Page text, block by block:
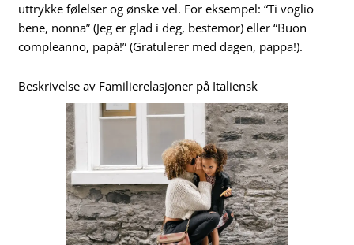
uttrykke følelser og ønske vel. For eksempel: “Ti voglio
bene, nonna” (Jeg er glad i deg, bestemor) eller “Buon
compleanno, papà!” (Gratulerer med dagen, pappa!).
Beskrivelse av Familierelasjoner på Italiensk